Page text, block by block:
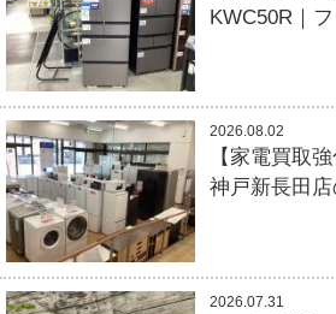
KWC50R｜
2026.08.02
【家電買取
神戸新長田
2026.07.31